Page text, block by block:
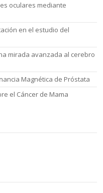
oculares mediante
en el estudio del
mirada avanzada al cerebro
Magnética de Próstata
el Cáncer de Mama